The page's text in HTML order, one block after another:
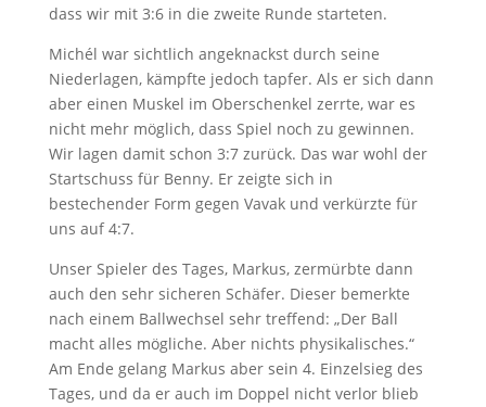
dass wir mit 3:6 in die zweite Runde starteten.
Michél war sichtlich angeknackst durch seine
Niederlagen, kämpfte jedoch tapfer. Als er sich dann
aber einen Muskel im Oberschenkel zerrte, war es
nicht mehr möglich, dass Spiel noch zu gewinnen.
Wir lagen damit schon 3:7 zurück. Das war wohl der
Startschuss für Benny. Er zeigte sich in
bestechender Form gegen Vavak und verkürzte für
uns auf 4:7.
Unser Spieler des Tages, Markus, zermürbte dann
auch den sehr sicheren Schäfer. Dieser bemerkte
nach einem Ballwechsel sehr treffend: „Der Ball
macht alles mögliche. Aber nichts physikalisches.“
Am Ende gelang Markus aber sein 4. Einzelsieg des
Tages, und da er auch im Doppel nicht verlor blieb